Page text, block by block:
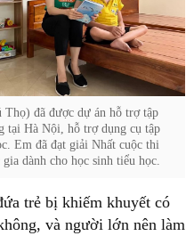
đã được dự án hỗ trợ tập
tại Hà Nội, hỗ trợ dụng cụ tập
Em đã đạt giải Nhất cuộc thi
dành cho học sinh tiểu học.
trẻ bị khiếm khuyết có
và người lớn nên làm